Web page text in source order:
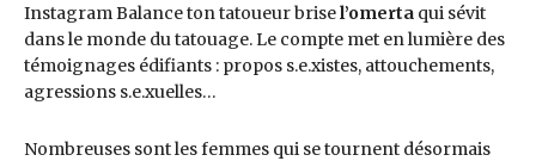
Instagram Balance ton tatoueur brisel’omerta qui sévit
dans le monde du tatouage. Le compte met en lumière des
témoignages édifiants : propos s.e.xistes, attouchements,
agressions s.e.xuelles…
Nombreuses sont les femmes qui se tournent désormais